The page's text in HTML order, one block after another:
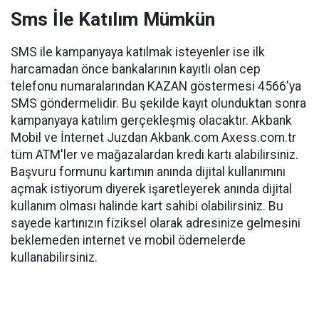
Sms İle Katılım Mümkün
SMS ile kampanyaya katılmak isteyenler ise ilk
harcamadan önce bankalarının kayıtlı olan cep
telefonu numaralarından KAZAN göstermesi 4566'ya
SMS göndermelidir. Bu şekilde kayıt olunduktan sonra
kampanyaya katılım gerçekleşmiş olacaktır. Akbank
Mobil ve İnternet Juzdan Akbank.com Axess.com.tr
tüm ATM'ler ve mağazalardan kredi kartı alabilirsiniz.
Başvuru formunu kartımın anında dijital kullanımını
açmak istiyorum diyerek işaretleyerek anında dijital
kullanım olması halinde kart sahibi olabilirsiniz. Bu
sayede kartınızın fiziksel olarak adresinize gelmesini
beklemeden internet ve mobil ödemelerde
kullanabilirsiniz.